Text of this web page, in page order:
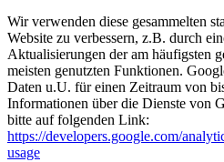
Wir verwenden diese gesammelten
Website zu verbessern, z.B. durch
Aktualisierungen der am häufigsten
meisten genutzten Funktionen.
Daten u.U. für einen Zeitraum von
Informationen über die Dienste von
bitte auf folgenden Link:
https://developers.google.com/
usage